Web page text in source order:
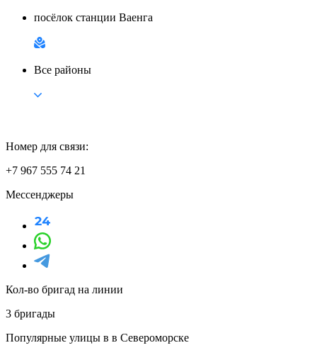
посёлок станции Ваенга
Все районы
Номер для связи:
+7 967 555 74 21
Мессенджеры
Кол-во бригад на линии
3 бригады
Популярные улицы в в Североморске